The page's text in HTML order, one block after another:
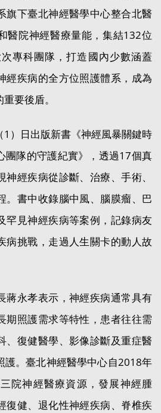
旗下臺北神經醫學中心整合北醫
醫院神經醫療量能，集結132位
專科團隊，打造國內少數涵蓋
經疾病的全方位照護體系，成為
要後盾。
）日出版新書《神經風暴關鍵時
團隊的守護紀實》，透過17個真
經疾病從診斷、治療、手術、
。書中收錄腦中風、腦膜瘤、巴
罕見神經疾病等案例，記錄病友
病挑戰，走過人生關卡的動人故
蔣永孝表示，神經疾病通常具有
期照護需求等特性，患者往往需
、復健醫學、影像診斷及重症醫
護。臺北神經醫學中心自2018年
院神經醫療資源，發展神經腫
復健、退化性神經疾病、脊椎疾